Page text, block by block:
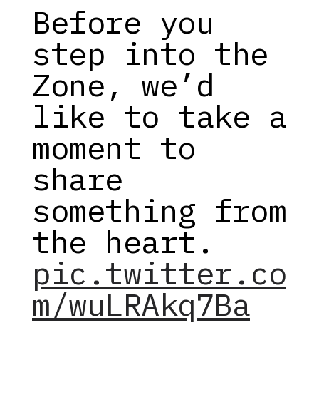
Before you
step into the
Zone, we’d
like to take a
moment to
share
something from
the heart.
pic.twitter.co
m/wuLRAkq7Ba